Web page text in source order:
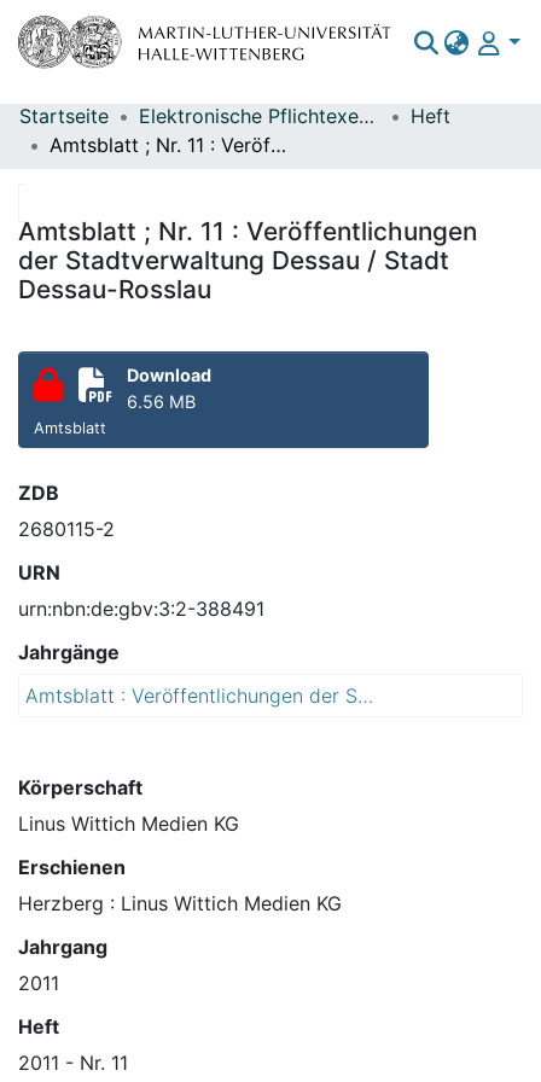
Bereiche & Sammlungen
Statistiken
Startseite Elektronische Pflichtexemplare
Heft
Amtsblatt ; Nr. 11 : Veröffentlichungen der Stadtverwaltung Dessau / Stadt Dessau-Rosslau
Amtsblatt ; Nr. 11 : Veröffentlichungen
der Stadtverwaltung Dessau / Stadt
Dessau-Rosslau
Download
6.56 MB
Amtsblatt
ZDB
2680115-2
URN
urn:nbn:de:gbv:3:2-388491
Jahrgänge
Amtsblatt : Veröffentlichungen der Stadtverwaltung Dessau
Körperschaft
Linus Wittich Medien KG
Erschienen
Herzberg : Linus Wittich Medien KG
Jahrgang
2011
Heft
2011 - Nr. 11